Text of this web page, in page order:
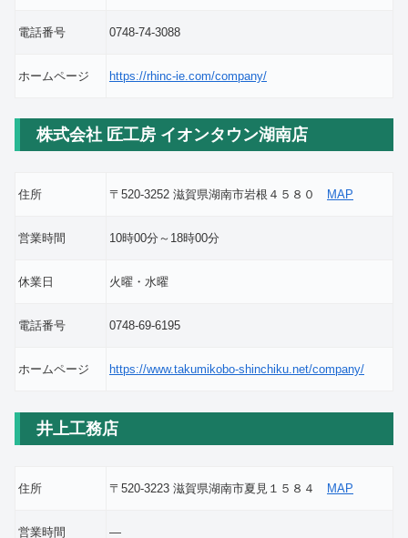
電話番号 0748-74-3088
ホームページ https://rhinc-ie.com/company/
株式会社 匠工房 イオンタウン湖南店
住所 〒520-3252 滋賀県湖南市岩根４５８０ MAP
営業時間 10時00分～18時00分
休業日 火曜・水曜
電話番号 0748-69-6195
ホームページ https://www.takumikobo-shinchiku.net/company/
井上工務店
住所 〒520-3223 滋賀県湖南市夏見１５８４ MAP
営業時間 ―